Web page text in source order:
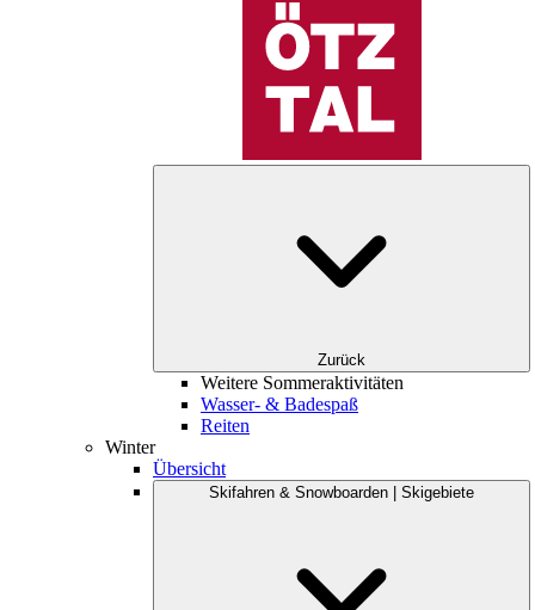
Zurück
Weitere Sommeraktivitäten
Wasser- & Badespaß
Reiten
Winter
Übersicht
Skifahren & Snowboarden | Skigebiete